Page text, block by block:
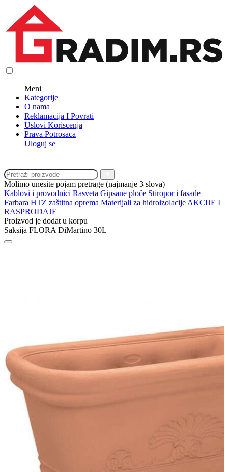
Meni
Kategorije
O nama
Reklamacija I Povrati
Uslovi Koriscenja
Prava Potrosaca
Uloguj se
Molimo unesite pojam pretrage (najmanje 3 slova)
Kablovi i provodnici Rasveta Gipsane ploče Stiropor i fasade
Farbara HTZ zaštitna oprema Materijali za hidroizolacije AKCIJE I
RASPRODAJE
Proizvod je dodat u korpu
Saksija FLORA DiMartino 30L